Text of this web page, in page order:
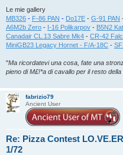
Le mie gallery
MB326 - F-86 PAN - Do17E - G-91 PAN
A6M2b Zero - I-16 Polikarpov - B5N2
Canadair CL.13 Sabre Mk4 - CR-42
MiniGB23 Legacy Hornet - F/A-18C -
"Ma ricordatevi una cosa, fate una
pieno di M£!*a di cavallo per il resto
fabrizio79
Ancient User
Re: Pizza Contest
1/72